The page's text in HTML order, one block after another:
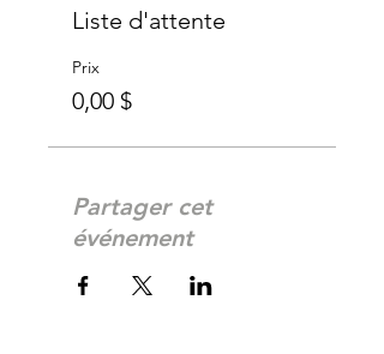
Liste d'attente
Prix
0,00 $
Partager cet
événement